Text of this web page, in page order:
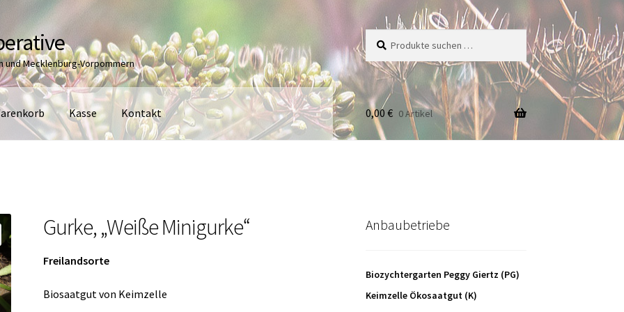
und Mecklenburg-Vorpommern
nach:
Kasse Kontakt 0,00 € 0 Artikel
Gurke, „Weiße Minigurke“
Freilandsorte
Biosaatgut von Keimzelle
Anbaubetriebe
Biozychtergarten Peggy Giertz (PG)
Keimzelle Ökosaatgut (K)